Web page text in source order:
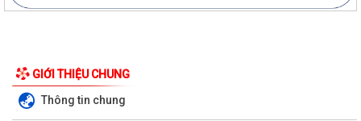
GIỚI THIỆU CHUNG
Thông tin chung